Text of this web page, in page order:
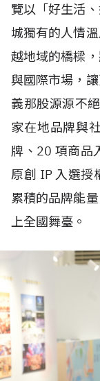
覽以「好生活
城獨有的人情
越地域的橋樑
與國際市場，
義那股源源不
家在地品牌與
牌、 20 項商品
原創 IP 入選授
累積的品牌能
上全國舞臺。